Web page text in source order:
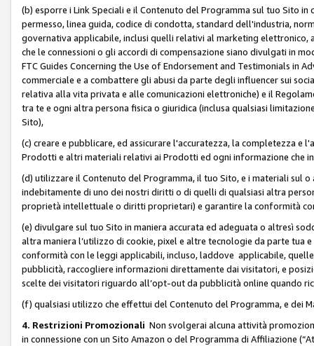
(b) esporre i Link Speciali e il Contenuto del Programma sul tuo Sito in
permesso, linea guida, codice di condotta, standard dell'industria,
governativa applicabile, inclusi quelli relativi al marketing
che le connessioni o gli accordi di compensazione siano divulgati in
FTC Guides Concerning the Use of Endorsement and Testimonials in
commerciale e a combattere gli abusi da parte degli influencer sui
relativa alla vita privata e alle comunicazioni elettroniche) e il
tra te e ogni altra persona fisica o giuridica (inclusa qualsiasi
Sito),
(c) creare e pubblicare, ed assicurare l'accuratezza, la completezza
Prodotti e altri materiali relativi ai Prodotti ed ogni informazione che
(d) utilizzare il Contenuto del Programma, il tuo Sito, e i materiali sul
indebitamente di uno dei nostri diritti o di quelli di qualsiasi altra
proprietà intellettuale o diritti proprietari) e garantire la conformità
(e) divulgare sul tuo Sito in maniera accurata ed adeguata o altresì
altra maniera l’utilizzo di cookie, pixel e altre tecnologie da parte tua
conformità con le leggi applicabili, incluso, laddove applicabile,
pubblicità, raccogliere informazioni direttamente dai visitatori, e
scelte dei visitatori riguardo all’opt-out da pubblicità online quando
(f) qualsiasi utilizzo che effettui del Contenuto del Programma, e dei
4. Restrizioni Promozionali Non svolgerai alcuna attività
in connessione con un Sito Amazon o del Programma di Affiliazione